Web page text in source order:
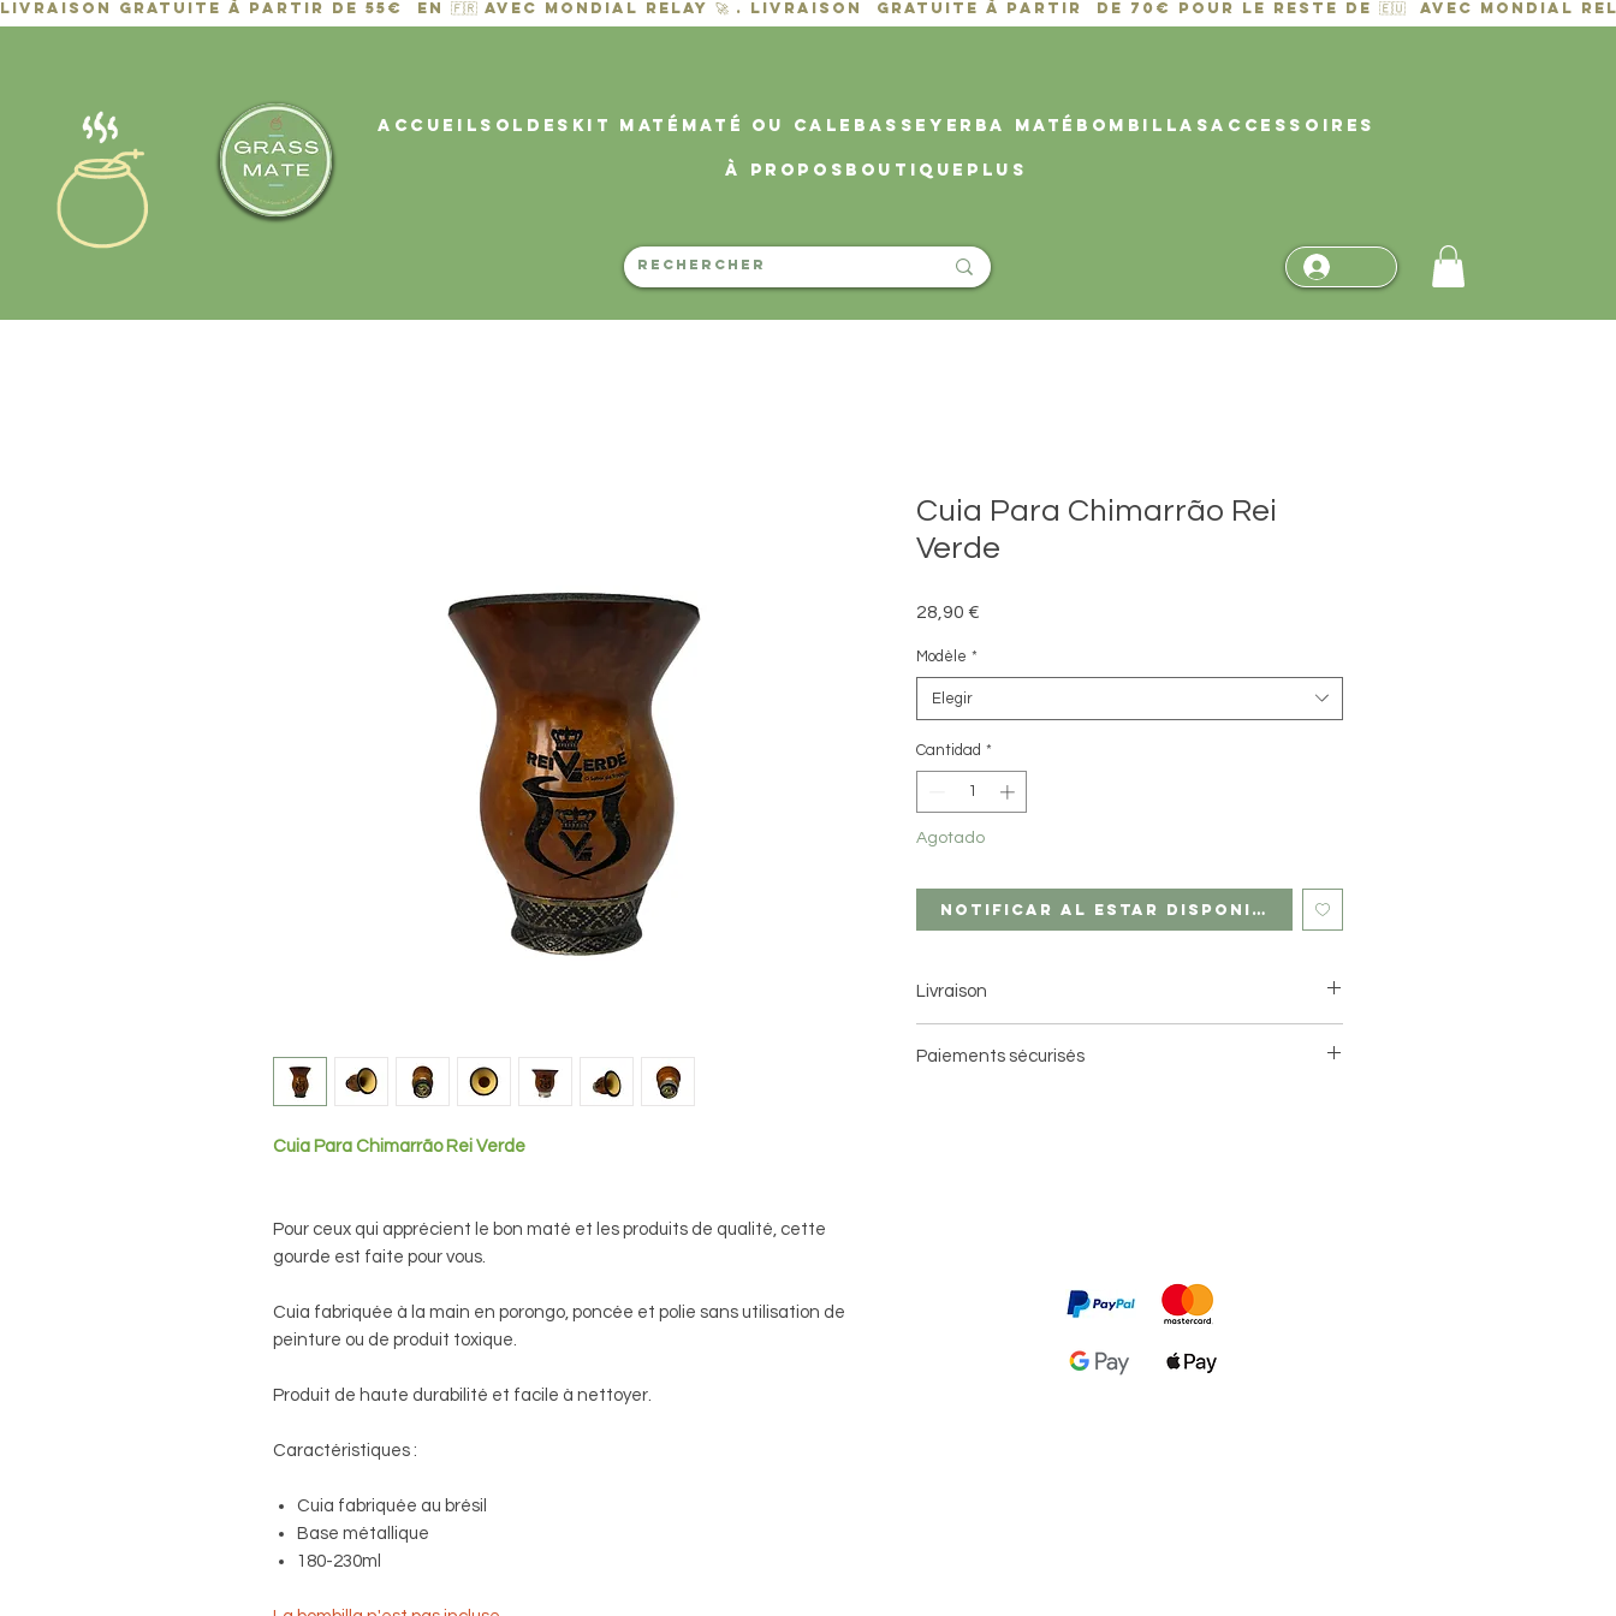
ACCUEIL Soldes KIT MATÉ MATÉ OU CALEBASSE YERBA MATÉ BOMBILLASACCESSOIRES
À propos Boutique PLUS
Cuia Para Chimarrão Rei Verde
Pour ceux qui apprécient le bon maté et les produits de qualité, cette
gourde est faite pour vous.
Cuia fabriquée à la main en porongo, poncée et polie sans utilisation de
peinture ou de produit toxique.
Produit de haute durabilité et facile à nettoyer.
Caractéristiques :
Cuia fabriquée au brésil
Base métallique
180-230ml
Cuia Para Chimarrão Rei
Verde
28,90 €
Modèle *
Elegir
Cantidad *
Agotado
Notificar al estar disponible
Livraison
Livraison en point relais à partir de 4,40 €
Paiements sécurisés